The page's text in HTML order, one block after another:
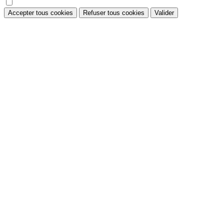
Accepter tous cookies Refuser tous cookies Valider